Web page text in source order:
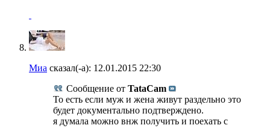
Миа сказал(-а): 12.01.2015 22:30
Сообщение от TataCam
То есть если муж и жена живут раздельно это
будет документально подтверждено.
я думала можно внж получить и поехать с